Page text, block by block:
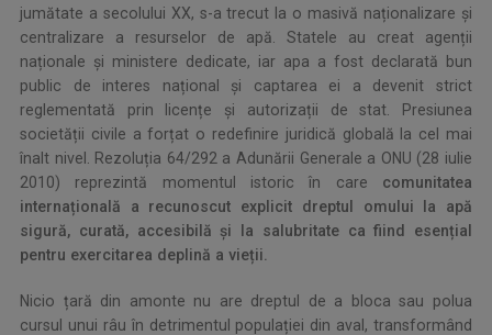
jumătate a secolului XX, s-a trecut la o masivă naționalizare și
centralizare a resurselor de apă. Statele au creat agenții
naționale și ministere dedicate, iar apa a fost declarată bun
public de interes național și captarea ei a devenit strict
reglementată prin licențe și autorizații de stat. Presiunea
societății civile a forțat o redefinire juridică globală la cel mai
înalt nivel. Rezoluția 64/292 a Adunării Generale a ONU (28 iulie
2010) reprezintă momentul istoric în care comunitatea
internațională a recunoscut explicit dreptul omului la apă
sigură, curată, accesibilă și la salubritate ca fiind esențial
pentru exercitarea deplină a vieții.
Nicio țară din amonte nu are dreptul de a bloca sau polua
cursul unui râu în detrimentul populației din aval, transformând